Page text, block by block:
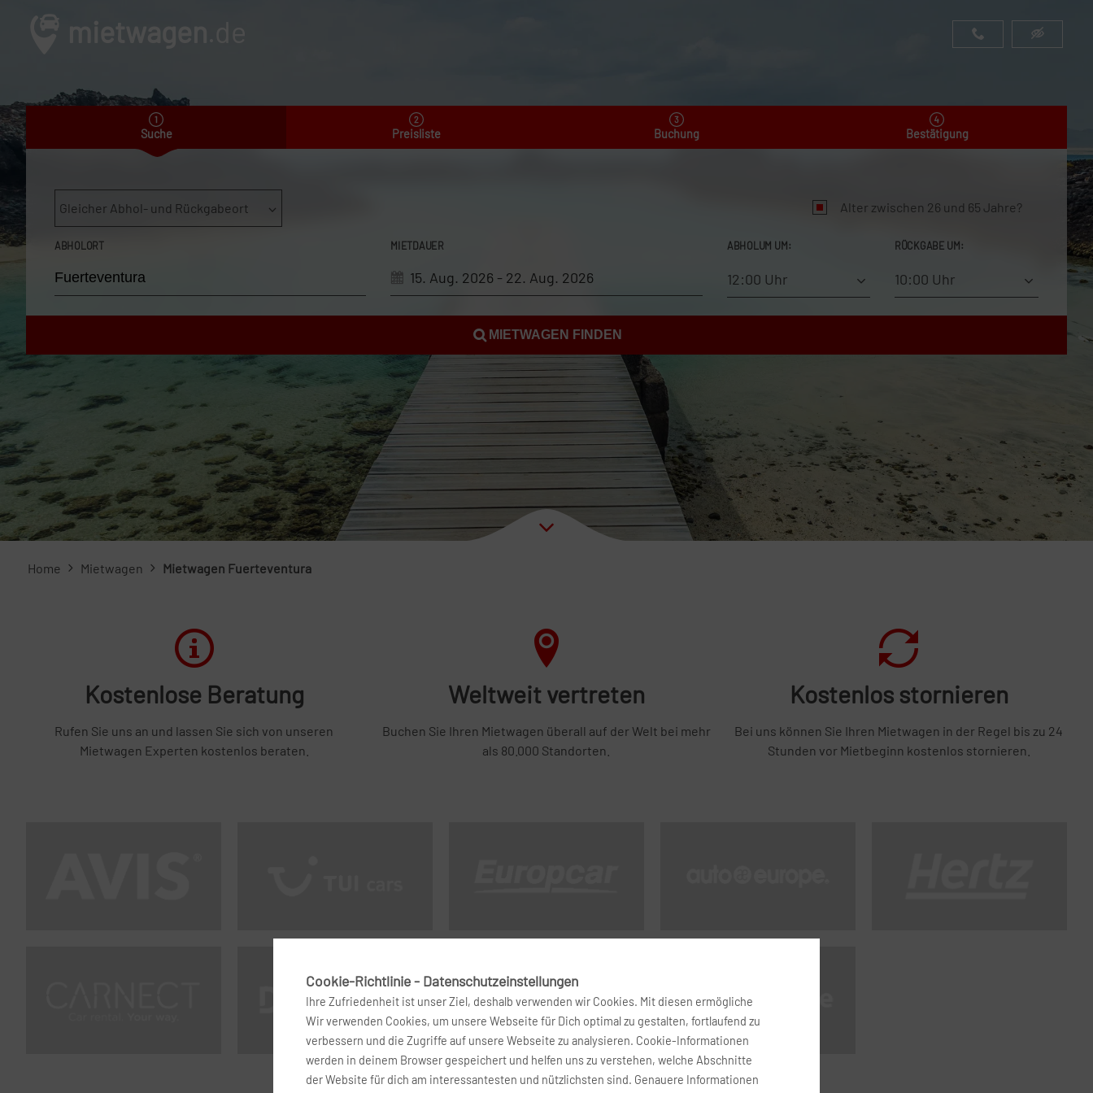
mietwagen
Suche Preisliste Buchung Bestätigung
Gleicher Abhol- und Rückgabeort Alter zwischen 26 und 65 Jahre?
ABHOLORT MIETDAUER ABHOLUM UM:
12:00 Uhr
RÜCKGABE UM:
10:00 Uhr
MIETWAGEN FINDEN
Home Mietwagen Mietwagen Fuerteventura
Kostenlose Beratung
Rufen Sie uns an und lassen Sie sich von unseren
Mietwagen Experten kostenlos beraten.
Weltweit vertreten
Buchen Sie Ihren Mietwagen überall auf der Welt bei mehr
als 80.000 Standorten.
Kostenlos stornieren
Bei uns können Sie Ihren Mietwagen in der Regel bis zu 24
Stunden vor Mietbeginn kostenlos stornieren.
Cookie-Richtlinie - Datenschutzeinstellungen
Ihre Zufriedenheit ist unser Ziel, deshalb verwenden wir Cookies. Mit diesen ermögliche
Wir verwenden Cookies, um unsere Webseite für Dich optimal zu gestalten, fortlaufend zu
verbessern und die Zugriffe auf unsere Webseite zu analysieren. Cookie-Informationen
werden in deinem Browser gespeichert und helfen uns zu verstehen, welche Abschnitte
der Website für dich am interessantesten und nützlichsten sind. Genauere Informationen